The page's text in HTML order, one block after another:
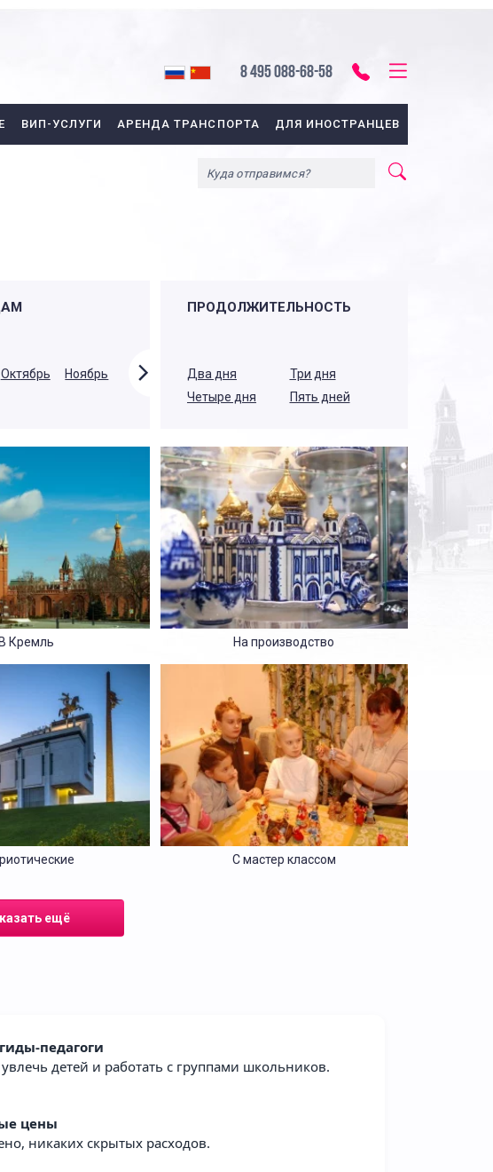
8 495 088-68-58
ВИП-УСЛУГИ АРЕНДА ТРАНСПОРТА ДЛЯ ИНОСТРАНЦЕВ
Октябрь Ноябрь Январь Февраль Декабрь Март
ПРОДОЛЖИТЕЛЬНОСТЬ
Два дня
Три дня
Четыре дня
Пять дней
В Кремль На производство
С мастер классом
ещё
педагоги
детей и работать с группами школьников.
цены
никаких скрытых расходов.